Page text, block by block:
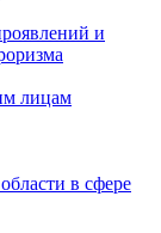
и
лицам
в сфере